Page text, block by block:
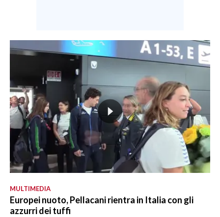
MULTIMEDIA
Europei nuoto, Pellacani rientra in Italia con gli
azzurri dei tuffi